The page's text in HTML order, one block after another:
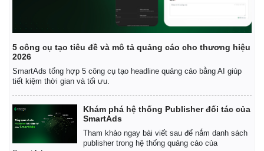
Video
Ảnh
Infographic
5 công cụ tạo tiêu đề và mô tả quảng cáo cho thương hiệu
2026
SmartAds tổng hợp 5 công cụ tạo headline quảng cáo bằng AI giúp
tiết kiệm thời gian và tối ưu.
Khám phá hệ thống Publisher đối tác của
SmartAds
Tham khảo ngay bài viết sau để nắm danh sách
publisher trong hệ thống quảng cáo của